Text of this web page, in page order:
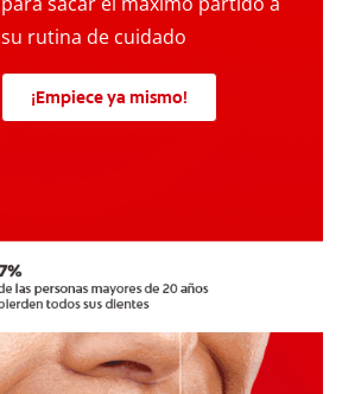
su rutina de cuidado
¡Empiece ya mismo!